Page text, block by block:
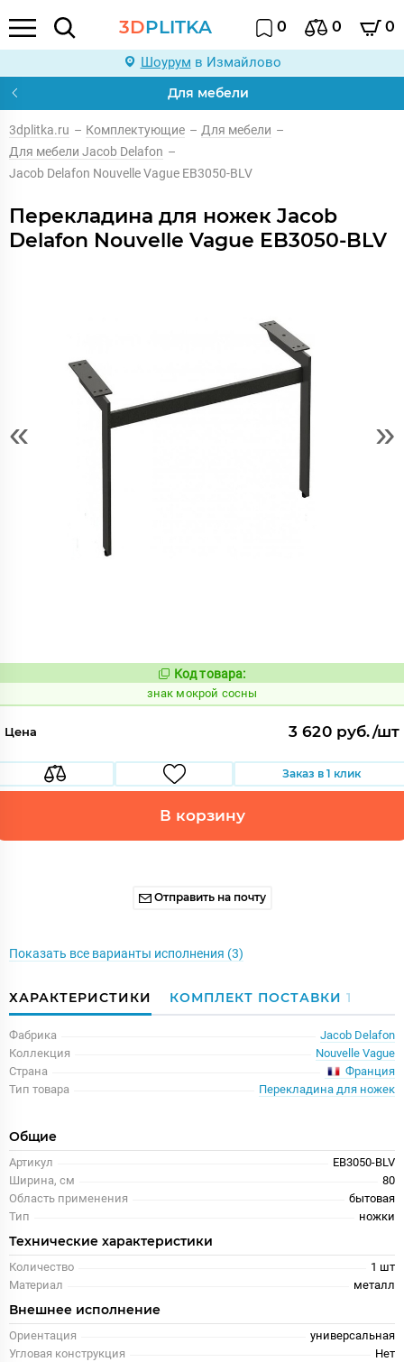
3DPLITKA 0 0 0
Шоурум в Измайлово
Для мебели
3dplitka.ru – Комплектующие – Для мебели –
Для мебели Jacob Delafon –
Jacob Delafon Nouvelle Vague EB3050-BLV
Перекладина для ножек Jacob
Delafon Nouvelle Vague EB3050-BLV
« »
Код:
491722
Код товара:
знак мокрой сосны
Цена 3 620 руб./шт
Заказ в 1 клик
В корзину
Отправить на почту
Показать все варианты исполнения (3)
ХАРАКТЕРИСТИКИ КОМПЛЕКТ ПОСТАВКИ 1
Фабрика
Jacob Delafon
Коллекция
Nouvelle Vague
Страна
Франция
Тип товара
Перекладина для ножек
Общие
Артикул
EB3050-BLV
Ширина, см
80
Область применения
бытовая
Тип
ножки
Технические характеристики
Количество
1 шт
Материал
металл
Внешнее исполнение
Ориентация
универсальная
Угловая конструкция
Нет